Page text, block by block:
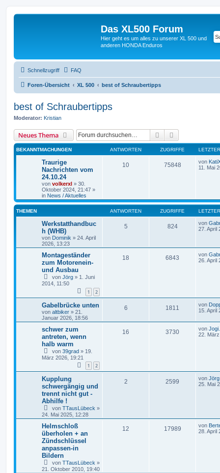
Das XL500 Forum
Hier geht es um alles zu unserer XL 500 und
anderen HONDA Enduros
Schnellzugriff FAQ
Foren-Übersicht XL 500 best of Schraubertipps
best of Schraubertipps
Moderator: Kristian
Neues Thema Suche
BEKANNTMACHUNGEN ANTWORTEN ZUGRIFFE
Traurige
Nachrichten vom
24.10.24
von volkerxl » 30.
Oktober 2024, 21:47 »
in News / Aktuelles
10 75848 von
11. Mai
THEMEN ANTWORTEN ZUGRIFFE
Werkstatthandbuc
h (WHB)
von Dominik » 24. April
2026, 13:23
5 824 von
27. April
Montageständer
zum Motorenein-
und Ausbau
von Jörg » 1. Juni
2014, 11:50
1 2
18 6843 von
26. April
Gabelbrücke unten
von altbiker » 21.
Januar 2026, 18:56
6 1811 von
15. April
schwer zum
antreten, wenn
halb warm
von 39grad » 19.
März 2026, 19:21
1 2
16 3730 von
22.
Kupplung
schwergängig und
trennt nicht gut -
Abhilfe !
von TTausLübeck »
24. Mai 2025, 12:28
2 2599 von Jörg
25. Mai
Helmschloß
überholen + an
Zündschlüssel
anpassen-in
Bildern
von TTausLübeck »
21. Oktober 2010, 19:40
12 17989 von
28. April